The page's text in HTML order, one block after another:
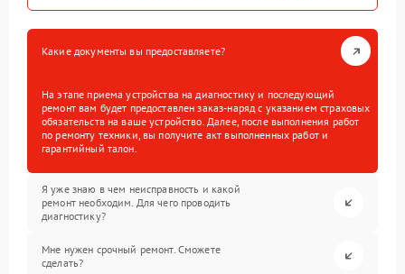
Какие документы вы предоставляете?
На этапе приема устройства на диагностику и последующий
ремонт вам будет предоставлен заказ-наряд с указанием страховых
обязательств на ваше устройство. Далее, после выполнения работ
по ремонту техники, вы получите акт выполненных работ и
гарантийный талон.
Я уже знаю в чем неисправность и какой
ремонт необходим. Для чего проводить
диагностику?
Мне нужен срочный ремонт. Сможете
сделать?